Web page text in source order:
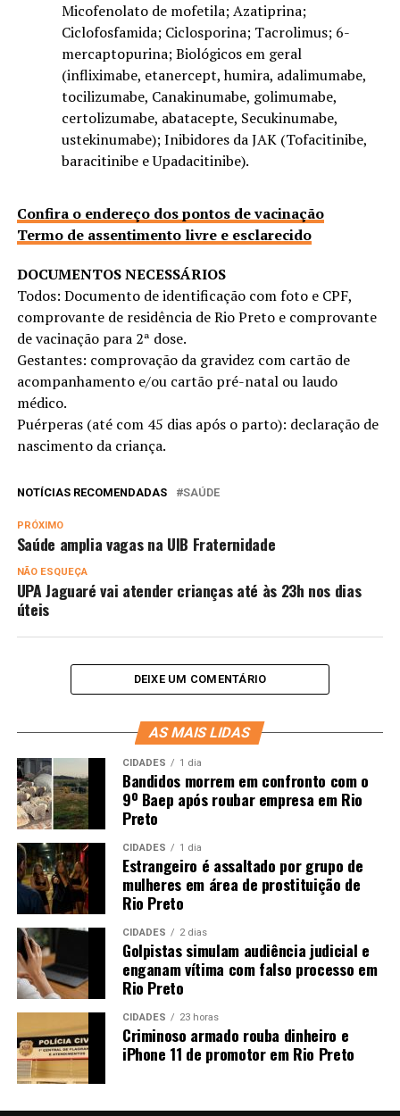
Micofenolato de mofetila; Azatiprina;
Ciclofosfamida; Ciclosporina; Tacrolimus; 6-
mercaptopurina; Biológicos em geral
(infliximabe, etanercept, humira, adalimumabe,
tocilizumabe, Canakinumabe, golimumabe,
certolizumabe, abatacepte, Secukinumabe,
ustekinumabe); Inibidores da JAK (Tofacitinibe,
baracitinibe e Upadacitinibe).
Confira o endereço dos pontos de vacinação
Termo de assentimento livre e esclarecido
DOCUMENTOS NECESSÁRIOS
Todos: Documento de identificação com foto e CPF,
comprovante de residência de Rio Preto e comprovante
de vacinação para 2ª dose.
Gestantes: comprovação da gravidez com cartão de
acompanhamento e/ou cartão pré-natal ou laudo
médico.
Puérperas (até com 45 dias após o parto): declaração de
nascimento da criança.
NOTÍCIAS RECOMENDADAS SAÚDE
PRÓXIMO
Saúde amplia vagas na UIB Fraternidade
NÃO ESQUEÇA
UPA Jaguaré vai atender crianças até às 23h nos dias
úteis
DEIXE UM COMENTÁRIO
AS MAIS LIDAS
CIDADES 1 dia
Bandidos morrem em confronto com o
9º Baep após roubar empresa em Rio
Preto
CIDADES 1 dia
Estrangeiro é assaltado por grupo de
mulheres em área de prostituição de
Rio Preto
CIDADES 2 dias
Golpistas simulam audiência judicial e
enganam vítima com falso processo em
Rio Preto
CIDADES 23 horas
Criminoso armado rouba dinheiro e
iPhone 11 de promotor em Rio Preto